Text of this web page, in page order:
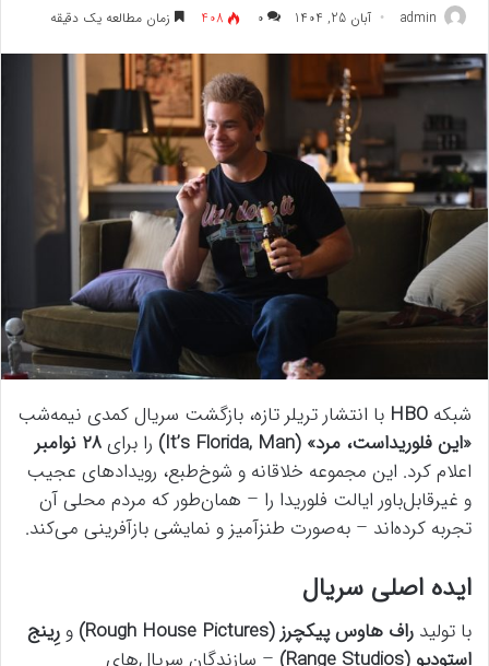
admin آبان 25, 1404 ۰ 408 زمان مطالعه یک دقیقه
شبکه HBO با انتشار تریلر تازه، بازگشت سریال کمدی نیمه‌شب
«این فلوریداست، مرد» (It’s Florida, Man)
را برای۲۸ نوامبر
اعلام کرد. این مجموعه خلاقانه و شوخ‌طبع، رویدادهای عجیب
و غیرقابل‌باور ایالت فلوریدا را – همان‌طور که مردم محلی آن
تجربه کرده‌اند – به‌صورت طنزآمیز و نمایشی بازآفرینی می‌کند.
ایده اصلی سریال
با تولید راف هاوس پیکچرز (Rough House Pictures) و رِینج